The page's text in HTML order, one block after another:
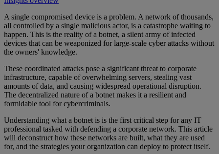
A single compromised device is a problem. A network of thousands,
all controlled by a single malicious actor, is a catastrophe waiting to
happen. This is the reality of a botnet, a silent army of infected
devices that can be weaponized for large-scale cyber attacks without
the owners' knowledge.
These coordinated attacks pose a significant threat to corporate
infrastructure, capable of overwhelming servers, stealing vast
amounts of data, and causing widespread operational disruption.
The decentralized nature of a botnet makes it a resilient and
formidable tool for cybercriminals.
Understanding what a botnet is is the first critical step for any IT
professional tasked with defending a corporate network. This article
will deconstruct how these networks are built, what they are used
for, and the strategies your organization can deploy to protect itself.